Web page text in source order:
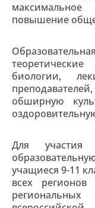
повышение
биологии,
обширную
Для
учащиеся 9-11
всех